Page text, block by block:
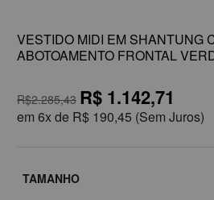
VESTIDO MIDI EM SHANTUNG
ABOTOAMENTO FRONTAL
R$2.285,43 R$ 1.142,71
em 6x de R$ 190,45 (Sem Juros)
TAMANHO